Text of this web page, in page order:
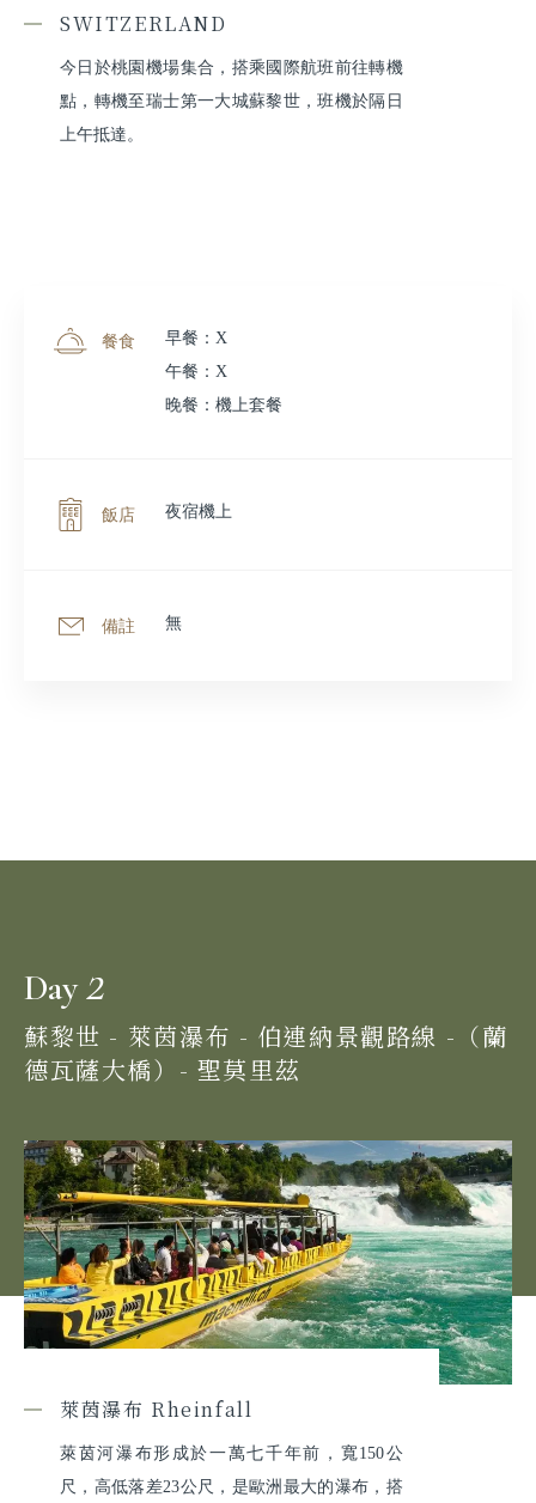
SWITZERLAND
今日於桃園機場集合，搭乘國際航班前往轉機
點，轉機至瑞士第一大城蘇黎世，班機於隔日
上午抵達。
餐食
早餐：X
午餐：X
晚餐：機上套餐
飯店 夜宿機上
備註 無
Day2
蘇黎世 - 萊茵瀑布 - 伯連納景觀路線 -（蘭
德瓦薩大橋）- 聖莫里茲
萊茵瀑布 Rheinfall
萊茵河瀑布形成於一萬七千年前，寬150公
尺，高低落差23公尺，是歐洲最大的瀑布，搭